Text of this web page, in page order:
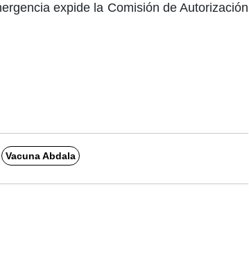
expide la Comisión de Autorización
Vacuna Abdala